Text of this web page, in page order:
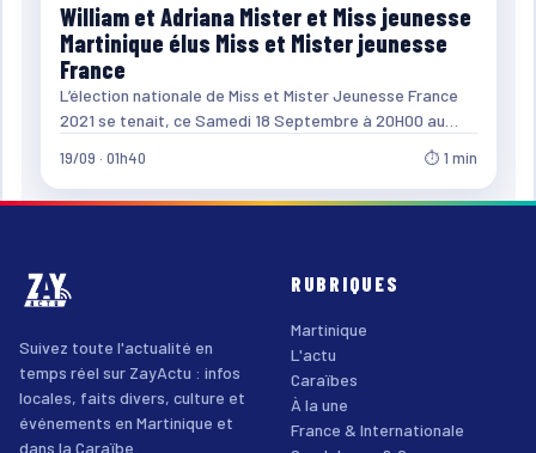
William et Adriana Mister et Miss jeunesse
Martinique élus Miss et Mister jeunesse
France
L’élection nationale de Miss et Mister Jeunesse France
2021 se tenait, ce Samedi 18 Septembre à 20H00 au…
19/09 · 01h40 ⏱ 1 min
Suivez toute l'actualité en
temps réel sur ZayActu : infos
locales, faits divers, culture et
événements en Martinique et
dans la Caraïbe.
RUBRIQUES
Martinique
L'actu
Caraïbes
À la une
France & Internationale